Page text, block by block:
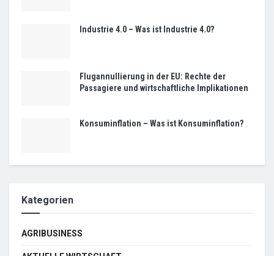
Industrie 4.0 – Was ist Industrie 4.0?
Flugannullierung in der EU: Rechte der
Passagiere und wirtschaftliche Implikationen
Konsuminflation – Was ist Konsuminflation?
Kategorien
AGRIBUSINESS